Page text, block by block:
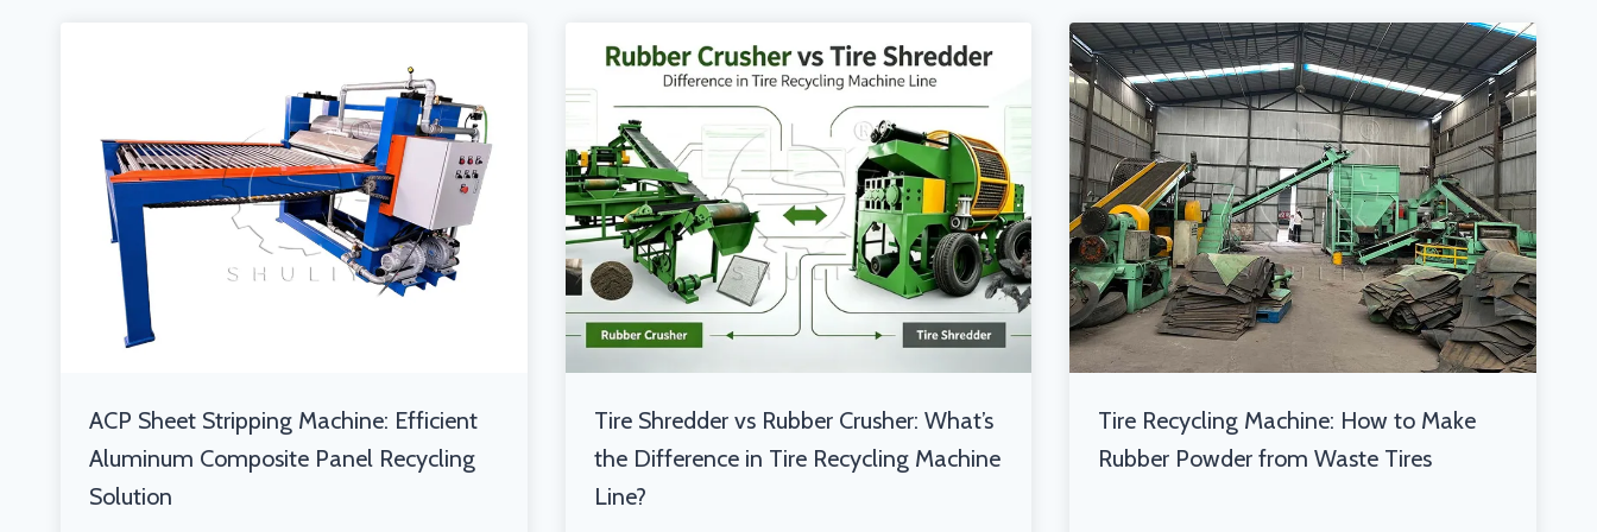
ACP Sheet Stripping Machine: Efficient
Aluminum Composite Panel Recycling
Solution
Tire Shredder vs Rubber Crusher: What’s
the Difference in Tire Recycling Machine
Line?
Tire Recycling Machine: How to Make
Rubber Powder from Waste Tires